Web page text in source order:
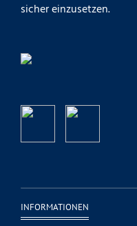
sicher einzusetzen.
INFORMATIONEN